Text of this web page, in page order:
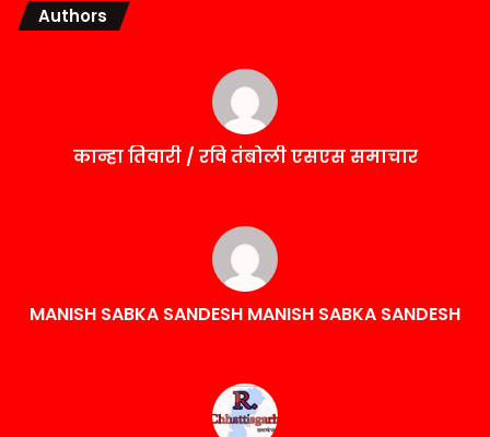
Authors
कान्हा तिवारी / रवि तंबोली एसएस समाचार
MANISH SABKA SANDESH MANISH SABKA SANDESH